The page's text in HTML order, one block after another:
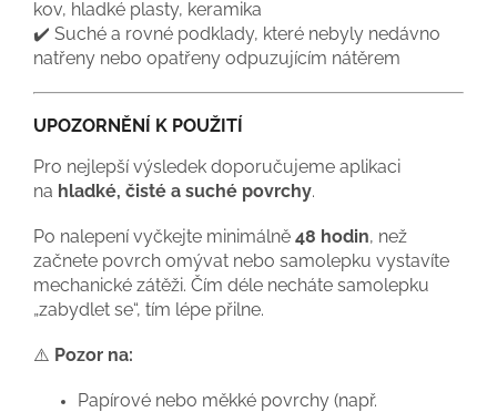
kov, hladké plasty, keramika
✔️ Suché a rovné podklady, které nebyly nedávno
natřeny nebo opatřeny odpuzujícím nátěrem
UPOZORNĚNÍ K POUŽITÍ
Pro nejlepší výsledek doporučujeme aplikaci
na hladké, čisté a suché povrchy.
Po nalepení vyčkejte minimálně 48 hodin, než
začnete povrch omývat nebo samolepku vystavíte
mechanické zátěži. Čím déle necháte samolepku
„zabydlet se“, tím lépe přilne.
⚠️ Pozor na:
Papírové nebo měkké povrchy (např.